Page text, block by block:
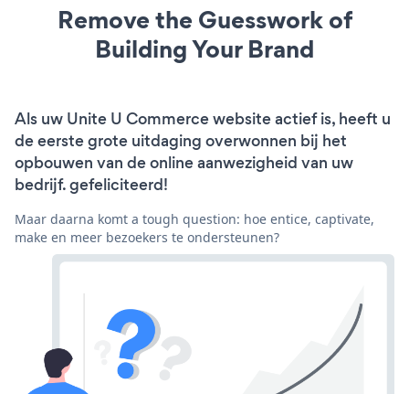
Remove the Guesswork of
Building Your Brand
Als uw Unite U Commerce website actief is, heeft u
de eerste grote uitdaging overwonnen bij het
opbouwen van de online aanwezigheid van uw
bedrijf. gefeliciteerd!
Maar daarna komt a tough question: hoe entice, captivate,
make en meer bezoekers te ondersteunen?